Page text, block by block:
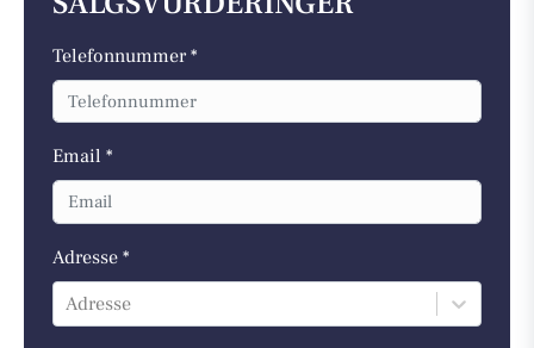
Telefonnummer *
Email *
Adresse *
Adresse